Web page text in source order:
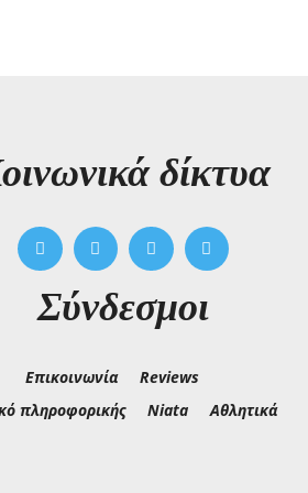
δίκτυα
Σύνδεσμοι
Επικοινωνία
Reviews
πληροφορικής
Niata Αθλητικά